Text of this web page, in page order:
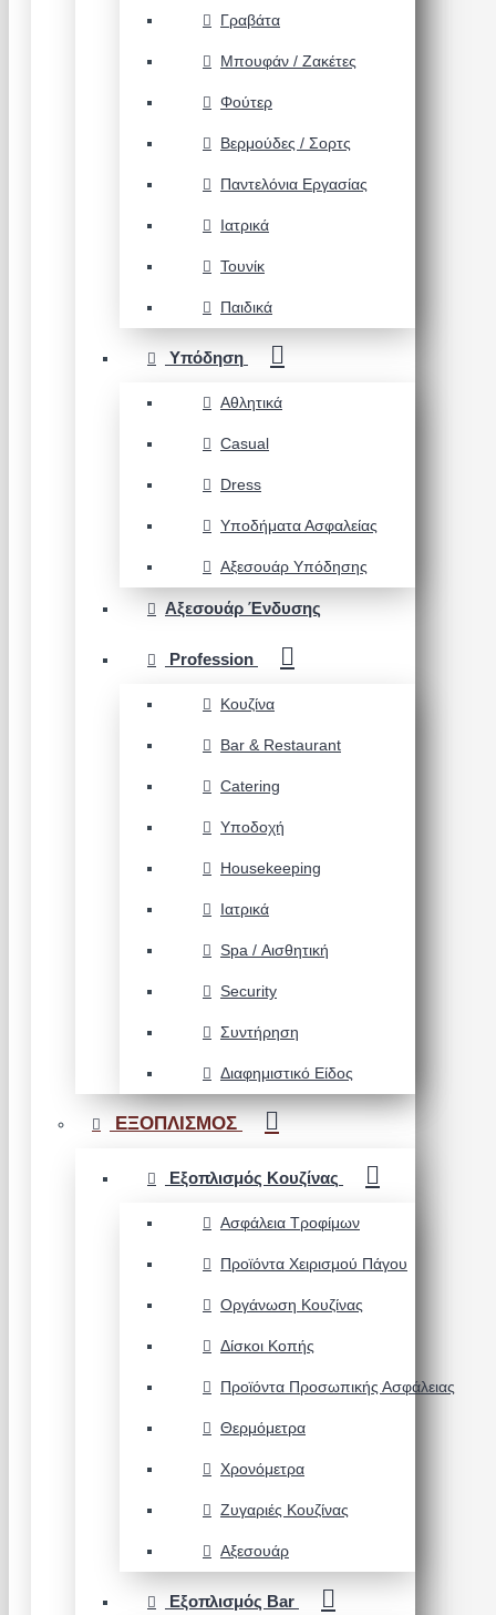
Γραβάτα
Μπουφάν / Ζακέτες
Φούτερ
Βερμούδες / Σορτς
Παντελόνια Εργασίας
Ιατρικά
Τουνίκ
Παιδικά
Υπόδηση
Αθλητικά
Casual
Dress
Υποδήματα Ασφαλείας
Αξεσουάρ Υπόδησης
Αξεσουάρ Ένδυσης
Profession
Κουζίνα
Bar & Restaurant
Catering
Υποδοχή
Housekeeping
Ιατρικά
Spa / Αισθητική
Security
Συντήρηση
Διαφημιστικό Είδος
ΕΞΟΠΛΙΣΜΟΣ
Εξοπλισμός Κουζίνας
Ασφάλεια Τροφίμων
Προϊόντα Χειρισμού Πάγου
Οργάνωση Κουζίνας
Δίσκοι Κοπής
Προϊόντα Προσωπικής Ασφάλειας
Θερμόμετρα
Χρονόμετρα
Ζυγαριές Κουζίνας
Αξεσουάρ
Εξοπλισμός Bar